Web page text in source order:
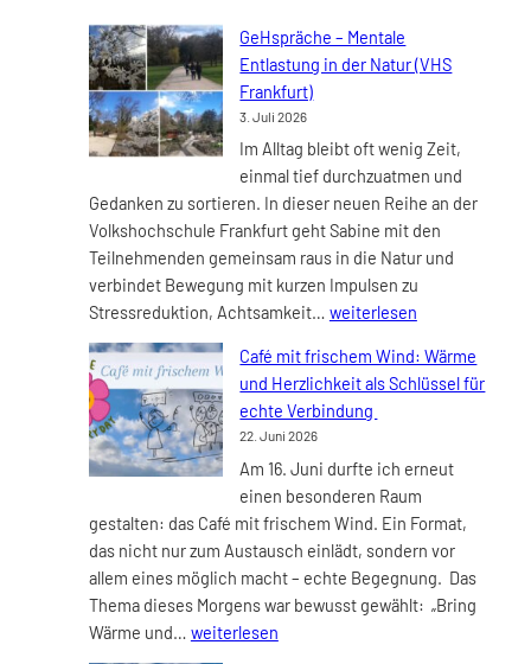
GeHspräche – Mentale
Entlastung in der Natur (VHS
Frankfurt)
3. Juli 2026
Im Alltag bleibt oft wenig Zeit,
einmal tief durchzuatmen und
Gedanken zu sortieren. In dieser neuen Reihe an der
Volkshochschule Frankfurt geht Sabine mit den
Teilnehmenden gemeinsam raus in die Natur und
verbindet Bewegung mit kurzen Impulsen zu
Stressreduktion, Achtsamkeit… GeHspräche
Mentale
Entlastung
in
Natur
(VHS
Frankfurt)
weiterlesen
Café mit frischem Wind: Wärme
und Herzlichkeit als Schlüssel für
echte Verbindung
22. Juni 2026
Am 16. Juni durfte ich erneut
einen besonderen Raum
gestalten: das Café mit frischem Wind. Ein Format,
das nicht nur zum Austausch einlädt, sondern vor
allem eines möglich macht – echte Begegnung. Das
Thema dieses Morgens war bewusst gewählt: „Bring
Wärme und… Café
weiterlesen